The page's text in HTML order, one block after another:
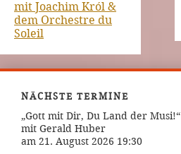
mit Joachim Król &
dem Orchestre du
Soleil
NÄCHSTE TERMINE
„Gott mit Dir, Du Land der Musi!“
mit Gerald Huber
am 21. August 2026 19:30